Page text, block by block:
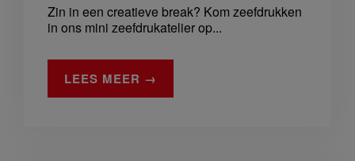
Zin in een creatieve break? Kom zeefdrukken
in ons mini zeefdrukatelier op...
LEES MEER →